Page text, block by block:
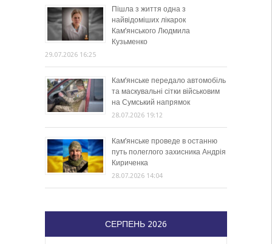
Пішла з життя одна з
найвідоміших лікарок
Кам’янського Людмила
Кузьменко
29.07.2026 16:25
Кам’янське передало автомобіль
та маскувальні сітки військовим
на Сумський напрямок
28.07.2026 19:12
Кам’янське проведе в останню
путь полеглого захисника Андрія
Кириченка
28.07.2026 14:04
СЕРПЕНЬ 2026